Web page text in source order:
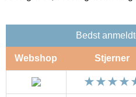
Bedst
Webshop Stjerner